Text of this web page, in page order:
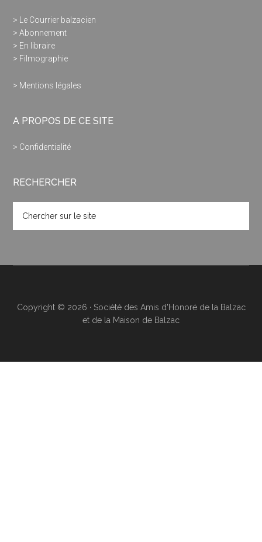
> Le Courrier balzacien
> Abonnement
> En libraire
> Filmographie
> Mentions légales
A PROPOS DE CE SITE
> Confidentialité
RECHERCHER
Copyright © 2026 · Société des Amis d'Honoré de la Balzac
et de la Maison de Balzac